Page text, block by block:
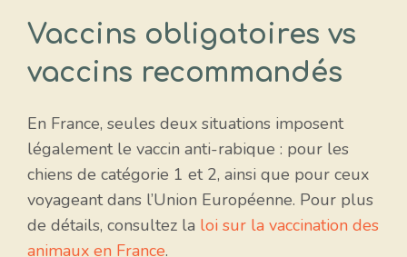
Vaccins obligatoires vs
vaccins recommandés
En France, seules deux situations imposent
légalement le vaccin anti-rabique : pour les
chiens de catégorie 1 et 2, ainsi que pour ceux
voyageant dans l’Union Européenne. Pour plus
de détails, consultez la loi sur la vaccination des
animaux en France.